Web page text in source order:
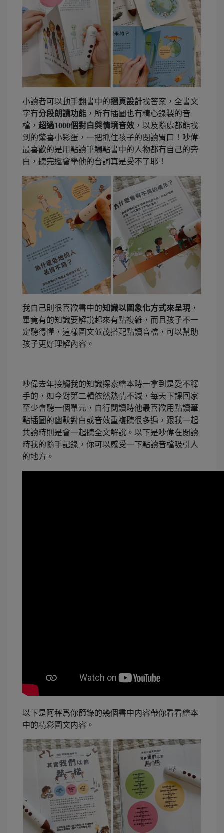
小讀者可以動手翻書中的摺頁設計找答案，全書文
字有分段朗讀功能 ，所有插圖也有精心錄製的音
檔， 超過1000個對白與情境音效 ，以及隨處都能找
到的驚喜小彩蛋，一把抓住孩子的閱讀胃口！吵偉
最喜歡的是用點讀筆觸點書中的人物都有自己的旁
白，聽完還會學他的台詞真是受不了耶！
我自己則很喜歡書中的知識以圖象化方式來呈現 ，
畢竟有的知識要解説起來有點複雜，而且孩子不一
定聽得懂，這樣圖文並茂搭配點讀音檔，可以幫助
孩子更好理解內容。
吵偉去年接觸我的知識探索繪本時一拿到是愛不釋
手的，如今對第二輯依然熱情不減，每天下課回家
至少會聽一個單元，自行閱讀時他最喜歡用點讀筆
點插圖的幽默對白或音效重複聽很多遍，跟我一起
共讀時則是會一起聽全文解說。以下是吵偉在閲讀
時我的隨手記錄，你可以感受一下點讀音檔吸引人
的地方。
以下是阿秤爲你節錄的幾個書中内容帶你看看繪本
中的精彩圖文内容。